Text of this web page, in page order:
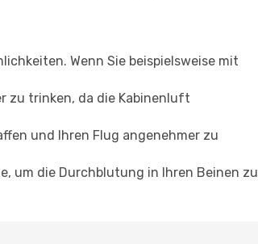
Wenn Sie beispielsweise mit
zu trinken, da die Kabinenluft
und Ihren Flug angenehmer zu
um die Durchblutung in Ihren Beinen zu